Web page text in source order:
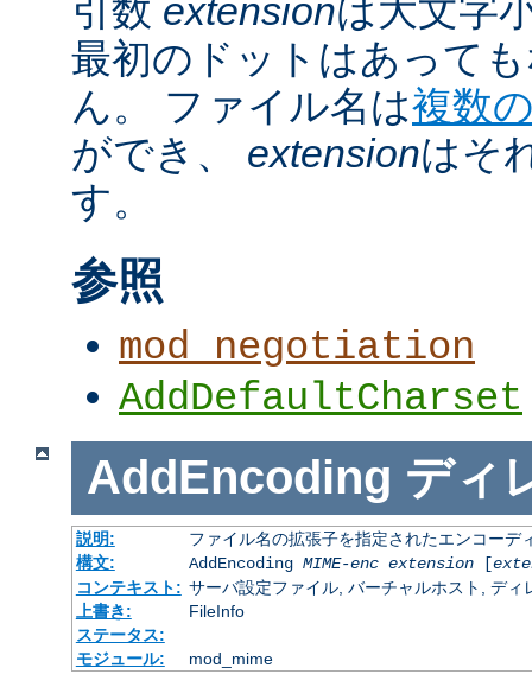
引数 extensionは大文字
最初のドットはあって
ん。 ファイル名は複数
ができ、 extensionはそ
す。
参照
mod_negotiation
AddDefaultCharset
AddEncoding ディ
説明:
ファイル名の拡張子を指定されたエンコーデ
構文:
AddEncoding MIME-enc extension[
コンテキスト: サーバ設定ファイル, バーチャルホスト, ディ
上書き:
FileInfo
ステータス:
モジュール:
mod_mime